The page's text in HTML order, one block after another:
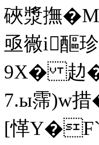
硤漿撫
亟嶶i醧
9X� 赲�
7.ы霈)w
[愅Y�F`